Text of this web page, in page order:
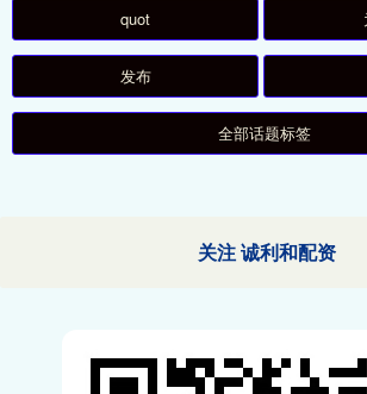
quot
发布
全部话题标签
关注 诚利和配资